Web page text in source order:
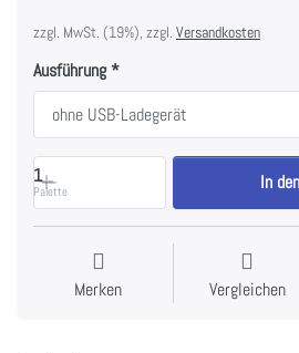
zzgl. MwSt. (19%), zzgl. Versandkosten
Ausführung
1
Palette In
Merken Vergleichen